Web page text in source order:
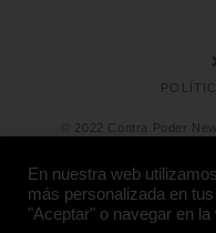
© 2022 Contra Poder
En nuestra web
más personalizada en
"Aceptar" o navegar en